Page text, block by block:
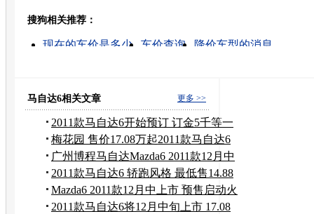
搜狗相关推荐：
现在的车价是多少 车价查询
降价车型的消息
更多 >>
马自达6相关文章
2011款马自达6开始预订 订金5千等一
个月
梅花园 售价17.08万起2011款马自达6
预售
广州博程马自达Mazda6 2011款12月中
上市
2011款马自达6 轿跑风格 最低售14.88
万元
Mazda6 2011款12月中上市 预售启动火
热
2011款马自达6将12月中旬上市 17.08